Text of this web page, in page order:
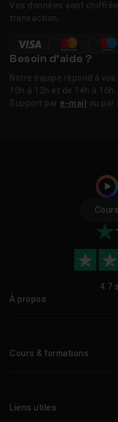
Vos données sont
transaction.
Besoin d’aide ?
Notre équipe répond à
10h à 12h et de 14h à 16h.
Support par e-mail ou par
4.7
À propos
Cours & formations
Formations certifiantes
Liens utiles